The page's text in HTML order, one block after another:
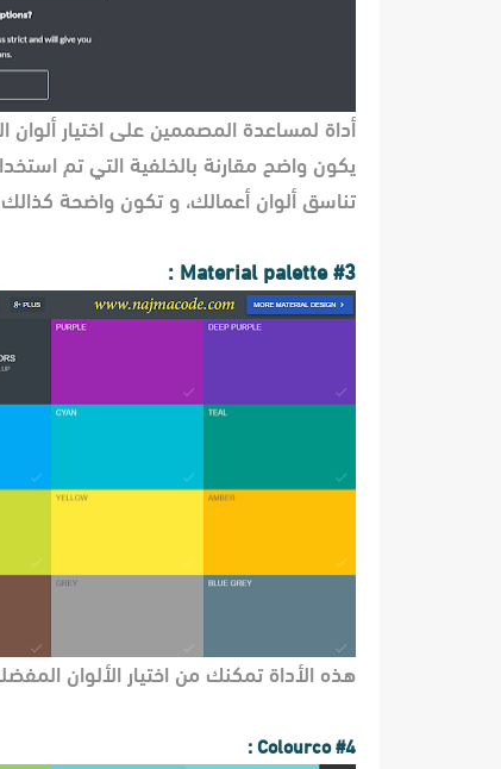
أداة لمساعدة المصممين على اختيار
يكون واضح مقارنة بالخلفية التي تم
تناسق ألوان أعمالك، و تكون واضحة
#3 Material palette :
هذه الأداة تمكنك من اختيار الألوان
#4 Colourco :